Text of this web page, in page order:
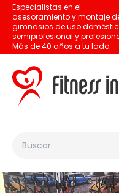
Especialistas en el
asesoramiento y montaje
gimnasios de uso
semiprofesional y
Más de 40 años a tu lado.